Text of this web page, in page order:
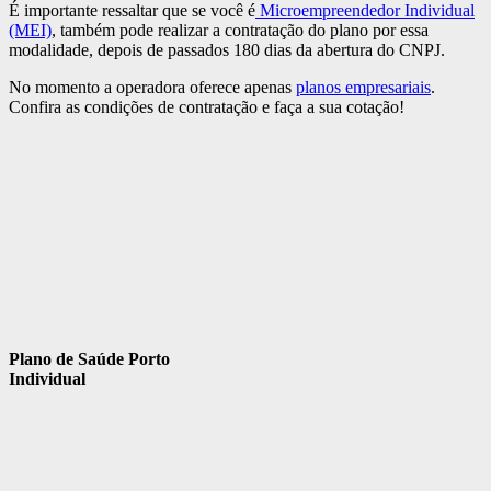
É importante ressaltar que se você é Microempreendedor Individual
(MEI), também pode realizar a contratação do plano por essa
modalidade, depois de passados 180 dias da abertura do CNPJ.
No momento a operadora oferece apenas planos empresariais.
Confira as condições de contratação e faça a sua cotação!
Plano de Saúde Porto
Individual